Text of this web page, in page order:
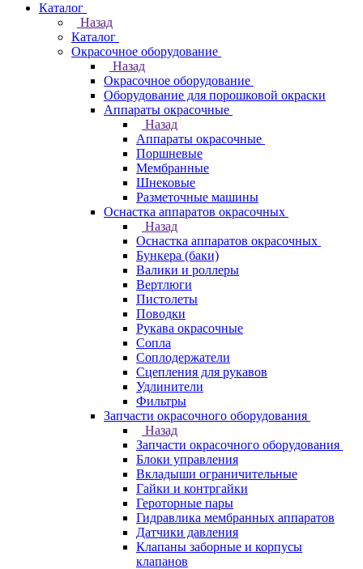
Каталог
Назад
Каталог
Окрасочное оборудование
Назад
Окрасочное оборудование
Оборудование для порошковой окраски
Аппараты окрасочные
Назад
Аппараты окрасочные
Поршневые
Мембранные
Шнековые
Разметочные машины
Оснастка аппаратов окрасочных
Назад
Оснастка аппаратов окрасочных
Бункера (баки)
Валики и роллеры
Вертлюги
Пистолеты
Поводки
Рукава окрасочные
Сопла
Соплодержатели
Сцепления для рукавов
Удлинители
Фильтры
Запчасти окрасочного оборудования
Назад
Запчасти окрасочного оборудования
Блоки управления
Вкладыши ограничительные
Гайки и контргайки
Героторные пары
Гидравлика мембранных аппаратов
Датчики давления
Клапаны заборные и корпусы
клапанов